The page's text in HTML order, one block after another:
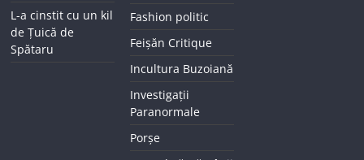
L-a cinstit cu un kil
de Țuică de
Spătaru
Fashion politic
Feișăn Critique
Incultura Buzoiană
Investigații
Paranormale
Porșe